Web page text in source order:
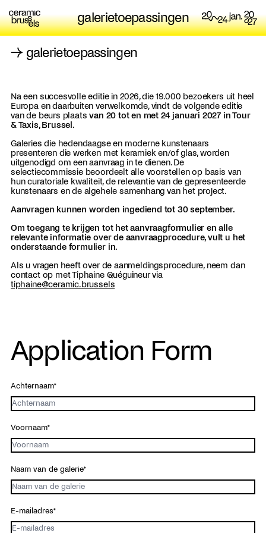
galerietoepassingen
→ galerietoepassingen
Na een succesvolle editie in 2026, die 19.000 bezoekers uit heel
Europa en daarbuiten verwelkomde, vindt de volgende editie
van de beurs plaatsvan 20 tot en met 24 januari 2027 in Tour
& Taxis, Brussel.
Galeries die hedendaagse en moderne kunstenaars
presenteren die werken met keramiek en/of glas, worden
uitgenodigd om een aanvraag in te dienen. De
selectiecommissie beoordeelt alle voorstellen op basis van
hun curatoriale kwaliteit, de relevantie van de gepresenteerde
kunstenaars en de algehele samenhang van het project.
Aanvragen kunnen worden ingediend tot 30 september.
Om toegang te krijgen tot het aanvraagformulier en alle
relevante informatie over de aanvraagprocedure, vult u het
onderstaande formulier in.
Als u vragen heeft over de aanmeldingsprocedure, neem dan
contact op met Tiphaine Quéguineur via
tiphaine@ceramic.brussels
Application Form
Achternaam*
Voornaam*
Naam van de galerie*
E-mailadres*